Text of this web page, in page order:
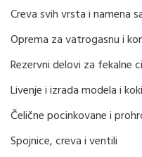
Creva svih vrsta i namena
Oprema za vatrogasnu i
Rezervni delovi za fekalne
Livenje i izrada modela i
Čelične pocinkovane i
Spojnice, creva i ventili